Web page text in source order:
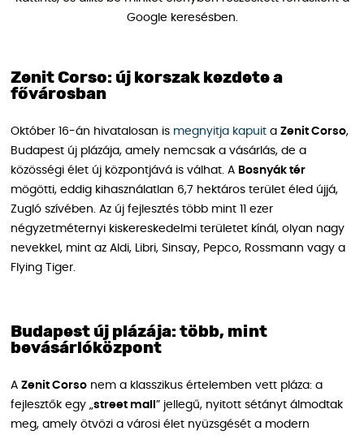
Google keresésben.
Zenit Corso: új korszak kezdete a
fővárosban
Október 16-án hivatalosan is megnyitja kapuit a Zenit Corso,
Budapest új plázája, amely nemcsak a vásárlás, de a
közösségi élet új központjává is válhat. A Bosnyák tér
mögötti, eddig kihasználatlan 6,7 hektáros terület éled újjá,
Zugló szívében. Az új fejlesztés több mint 11 ezer
négyzetméternyi kiskereskedelmi területet kínál, olyan nagy
nevekkel, mint az Aldi, Libri, Sinsay, Pepco, Rossmann vagy a
Flying Tiger.
Budapest új plázája: több, mint
bevásárlóközpont
A Zenit Corso nem a klasszikus értelemben vett pláza: a
fejlesztők egy „street mall ” jellegű, nyitott sétányt álmodtak
meg, amely ötvözi a városi élet nyüzsgését a modern